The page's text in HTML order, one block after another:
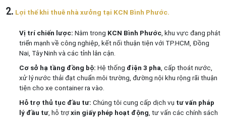
2. Lợi thế khi thuê nhà xưởng tại KCN Bình Phước.
Vị trí chiến lược: Nằm trong KCN Bình Phước, khu vực đang phát
triển mạnh về công nghiệp, kết nối thuận tiện với TP.HCM, Đồng
Nai, Tây Ninh và các tỉnh lân cận.
Cơ sở hạ tầng đồng bộ: Hệ thống điện 3 pha , cấp thoát nước,
xử lý nước thải đạt chuẩn môi trường, đường nội khu rộng rãi thuận
tiện cho xe container ra vào.
Hỗ trợ thủ tục đầu tư: Chúng tôi cung cấp dịch vụ tư vấn pháp
lý đầu tư, hỗ trợxin giấy phép hoạt động , tư vấn các chính sách